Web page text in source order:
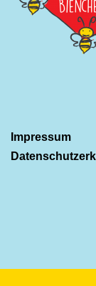
Impressum